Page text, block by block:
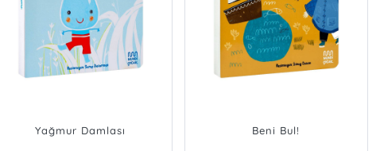
Yağmur Damlası Beni Bul!